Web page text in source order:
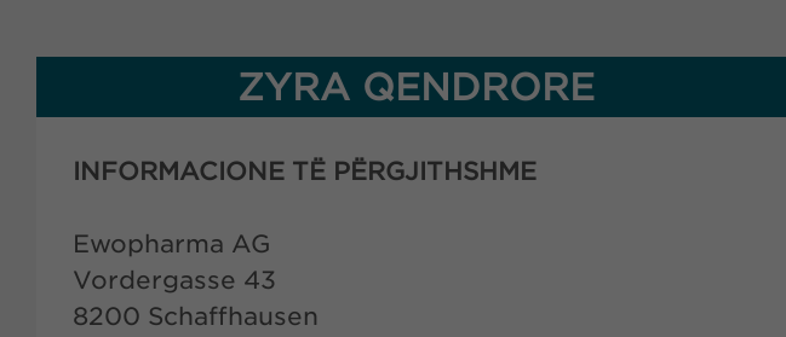
ZYRA QENDRORE
INFORMACIONE TË PËRGJITHSHME
Ewopharma AG
Vordergasse 43
8200 Schaffhausen